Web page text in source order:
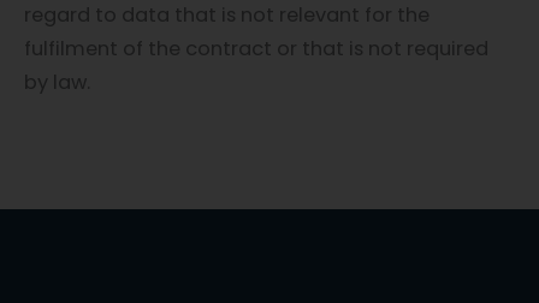
regard to data that is not relevant for the
fulfilment of the contract or that is not required
by law.